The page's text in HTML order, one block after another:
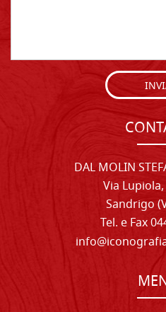
DAL MOLIN
Via
Sandrigo
Tel. e Fax